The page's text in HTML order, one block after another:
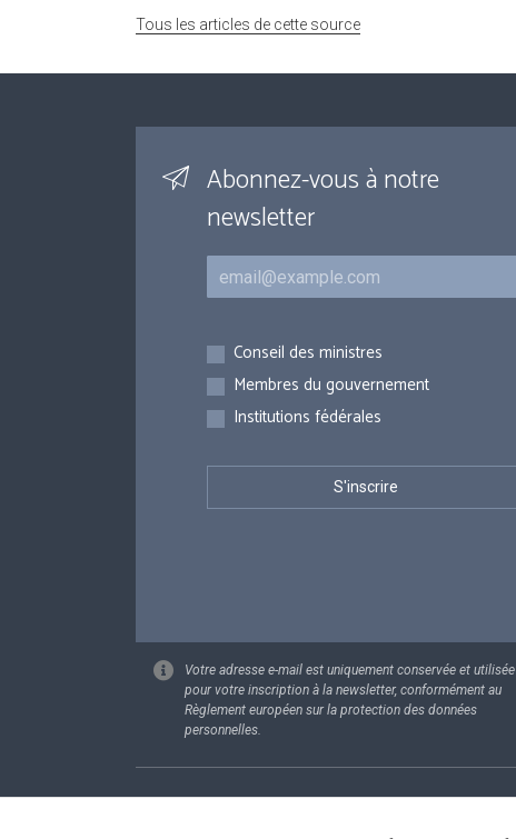
Tous les articles de cette source
Abonnez-vous à notre
newsletter
Courriel
Inscriptions
Conseil des ministres
Membres du gouvernement
Institutions fédérales
Votre adresse e-mail est uniquement conservée et utilisée
pour votre inscription à la newsletter, conformément au
Règlement européen sur la protection des données
personnelles.